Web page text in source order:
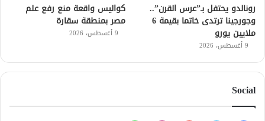
رونالدو يحتفل بـ”عرس القرن”..
وجورجينا ترتدى خاتما بقيمة 6
ملايين يورو
9 أغسطس، 2026
كواليس واقعة منع رفع علم
مصر بمنطقة سقارة
9 أغسطس، 2026
Social